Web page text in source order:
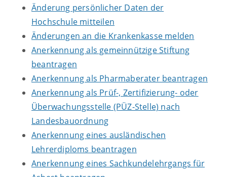
Änderung persönlicher Daten der
Hochschule mitteilen
Änderungen an die Krankenkasse melden
Anerkennung als gemeinnützige Stiftung
beantragen
Anerkennung als Pharmaberater beantragen
Anerkennung als Prüf-, Zertifizierung- oder
Überwachungsstelle (PÜZ-Stelle) nach
Landesbauordnung
Anerkennung eines ausländischen
Lehrerdiploms beantragen
Anerkennung eines Sachkundelehrgangs für